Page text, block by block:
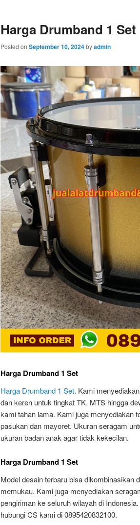
Harga Drumband 1 Set
Posted on September 10, 2024byadmin
Harga Drumband 1 Set
Harga Drumband 1 Set. Kami
dan keren untuk tingkat TK, MTS hingga
kami tahan lama. Kami juga menyediakan
pasukan dan mayoret. Ukuran seragam
ukuran badan anak agar tidak kekecilan.
Harga Drumband 1 Set
Model desain terbaru bisa dikombinasikan
memukau. Kami juga menyediakan
pengiriman ke seluruh wilayah di
hubungi CS kami di 0895420832100.